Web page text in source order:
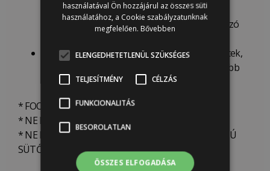
amivel pecsételni fogsz, hogy az a bizonyos
folyadék (festék, tinta stb.) megfelel-e az átlátszó
Miután megmostad és megszáradtak a pecsétek,
helyezd vissza őket a saját fóliájukra a könnyebb
tárolás érdekében.
* FOOD SAFE anyag
* NE HASZNÁLD MAGAS HŐMÉRSÉKLETEN
* NE HELYEZD MOSOGATÓGÉPBE, MIKROHULLÁMÚ
SÜTŐBE, NE VASALD MEG!
használatával Ön hozzájárul az összes süti
használatához, a Cookie szabályzatunknak
megfelelően. Bővebben
ELENGEDHETETLENÜL SZÜKSÉGES
TELJESÍTMÉNY CÉLZÁS
FUNKCIONALITÁS
BESOROLATLAN
ÖSSZES ELFOGADÁSA